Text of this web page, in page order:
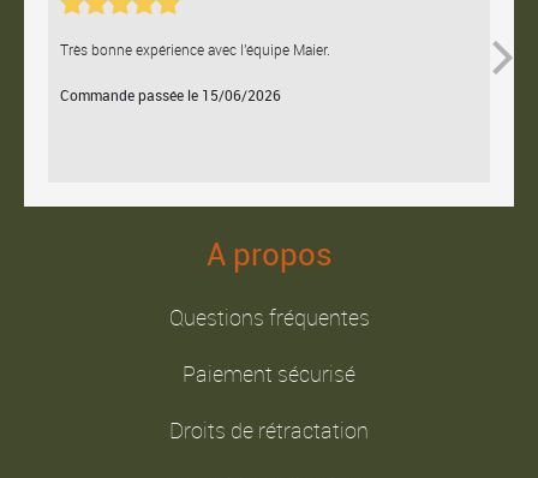
Très bonne expérience avec l'équipe Maier.
Commande passée le 15/06/2026
A propos
Questions fréquentes
Paiement sécurisé
Droits de rétractation